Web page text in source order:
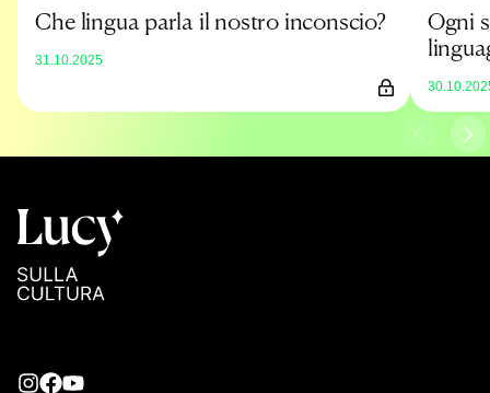
Che lingua parla il nostro inconscio?
31.10.2025
Ogni